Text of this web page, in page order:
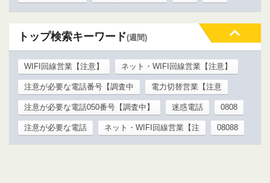
トップ検索キーワード(週間)
WIFI回線営業【注意】 ネット・WIFI回線営業【注意】
注意が必要な電話番号【調査中 電力切替営業【注意
注意が必要な電話050番号【調査中】 迷惑電話 0808
注意が必要な電話 ネット・WIFI回線営業【注 08088